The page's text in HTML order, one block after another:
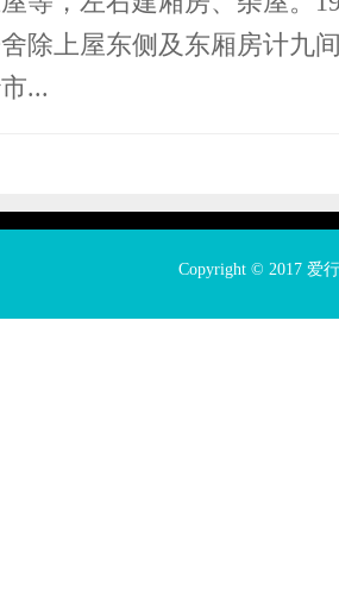
除上屋东侧及东厢房计九
...
Copyright © 2017 爱